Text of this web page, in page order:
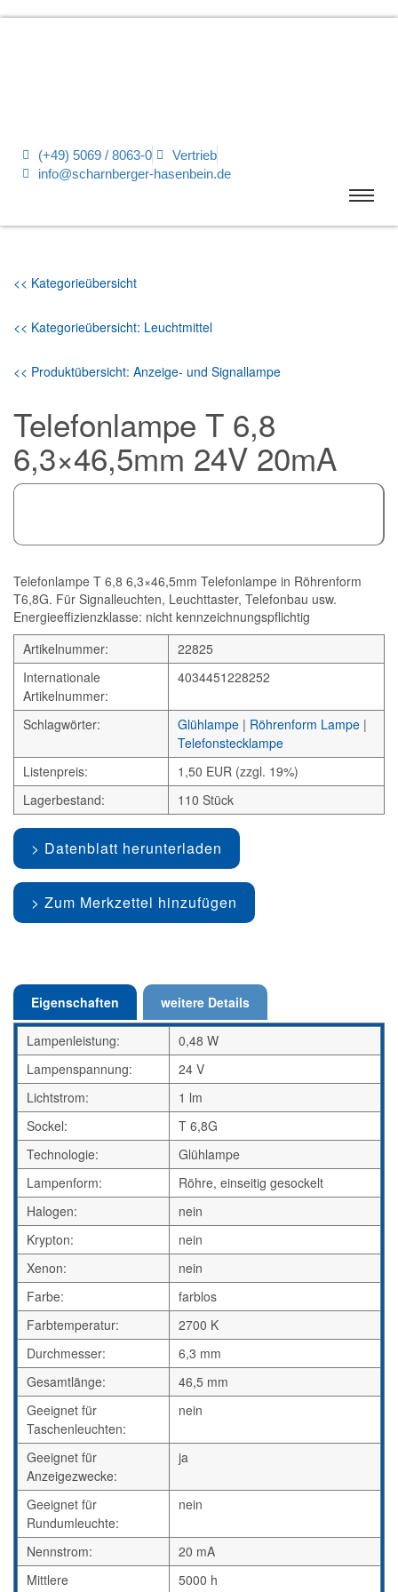
(+49) 5069 / 8063-0
Vertrieb
info@scharnberger-hasenbein.de
<< Kategorieübersicht
<< Kategorieübersicht: Leuchtmittel
<< Produktübersicht: Anzeige- und Signallampe
Telefonlampe T 6,8
6,3×46,5mm 24V 20mA
Telefonlampe T 6,8 6,3×46,5mm Telefonlampe in Röhrenform
T6,8G. Für Signalleuchten, Leuchttaster, Telefonbau usw.
Energieeffizienzklasse: nicht kennzeichnungspflichtig
Artikelnummer:
22825
Internationale
Artikelnummer:
4034451228252
Schlagwörter: Glühlampe | Röhrenform Lampe |
Telefonstecklampe
Listenpreis:
1,50 EUR (zzgl. 19%)
Lagerbestand:
110 Stück
Datenblatt herunterladen
Zum Merkzettel hinzufügen
Eigenschaften weitere Details
Lampenleistung:
0,48 W
Lampenspannung:
24 V
Lichtstrom:
1 lm
Sockel:
T 6,8G
Technologie:
Glühlampe
Lampenform:
Röhre, einseitig gesockelt
Halogen:
nein
Krypton:
nein
Xenon:
nein
Farbe:
farblos
Farbtemperatur:
2700 K
Durchmesser:
6,3 mm
Gesamtlänge:
46,5 mm
Geeignet für
Taschenleuchten:
nein
Geeignet für
Anzeigezwecke:
ja
Geeignet für
Rundumleuchte:
nein
Nennstrom:
20 mA
Mittlere
5000 h